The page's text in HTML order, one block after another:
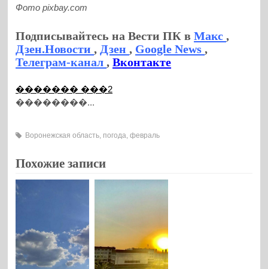
Фото pixbay.com
Подписывайтесь на Вести ПК вМакс,
Дзен.Новости, Дзен, Google News,
Телеграм-канал,Вконтакте
������� ���2
��������...
Воронежская область погода ,февраль
Похожие записи